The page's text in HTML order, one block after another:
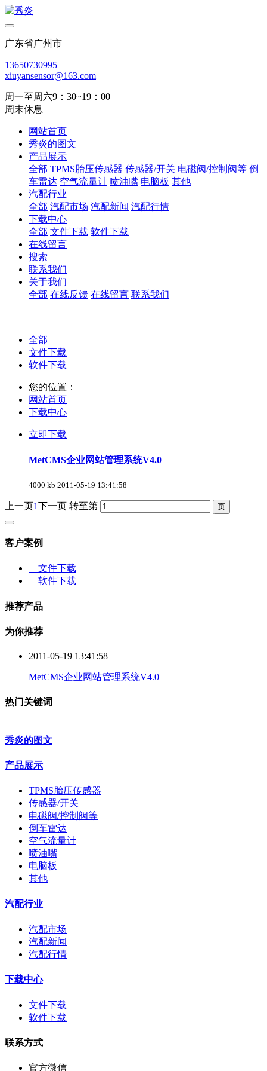
广东省广州市
13650730995
xiuyansensor@163.com
周一至周六9：30~19：00
周末休息
网站首页
秀炎的图文
产品展示
全部 TPMS胎压传感器 传感器/开关 电磁阀/控制阀等 倒
车雷达 空气流量计 喷油嘴 电脑板 其他
汽配行业
全部 汽配市场 汽配新闻 汽配行情
下载中心
全部 文件下载 软件下载
在线留言
搜索
联系我们
关于我们
全部 在线反馈 在线留言 联系我们
全部
文件下载
软件下载
您的位置：
网站首页
下载中心
立即下载
MetCMS企业网站管理系统V4.0
4000 kb 2011-05-19 13:41:58
上一页1下一页 转至第
客户案例
文件下载
软件下载
推荐产品
为你推荐
2011-05-19 13:41:58
MetCMS企业网站管理系统V4.0
热门关键词
秀炎的图文
产品展示
TPMS胎压传感器
传感器/开关
电磁阀/控制阀等
倒车雷达
空气流量计
喷油嘴
电脑板
其他
汽配行业
汽配市场
汽配新闻
汽配行情
下载中心
文件下载
软件下载
联系方式
官方微信